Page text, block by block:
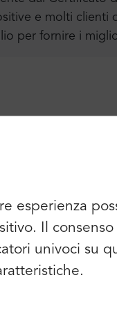
esperienza
Il
univoci su
e molti clienti
per fornire i
sul
Meet & Greet